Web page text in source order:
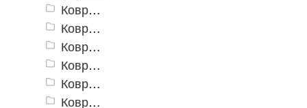
Коврики «Маркус» 400x600 мм
Коврики «Маркус» 450x750 мм
Коврики «Маркус» 500x800 мм
Коврики «Маркус» 600x900 мм
Коврики «Маркус» 900x1200 мм
Коврики «Маркус» 900x1500 мм